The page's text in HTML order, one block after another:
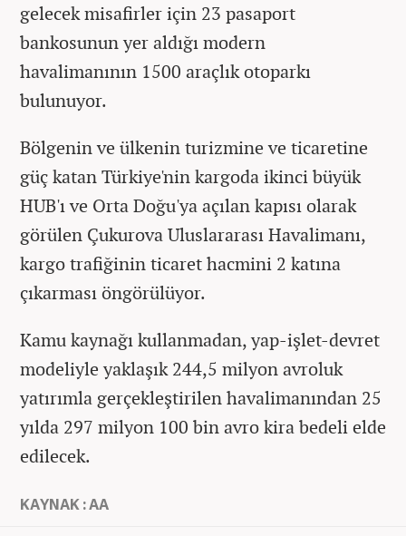
gelecek misafirler için 23 pasaport
bankosunun yer aldığı modern
havalimanının 1500 araçlık otoparkı
bulunuyor.
Bölgenin ve ülkenin turizmine ve ticaretine
güç katan Türkiye'nin kargoda ikinci büyük
HUB'ı ve Orta Doğu'ya açılan kapısı olarak
görülen Çukurova Uluslararası Havalimanı,
kargo trafiğinin ticaret hacmini 2 katına
çıkarması öngörülüyor.
Kamu kaynağı kullanmadan, yap-işlet-devret
modeliyle yaklaşık 244,5 milyon avroluk
yatırımla gerçekleştirilen havalimanından 25
yılda 297 milyon 100 bin avro kira bedeli elde
edilecek.
KAYNAK : AA